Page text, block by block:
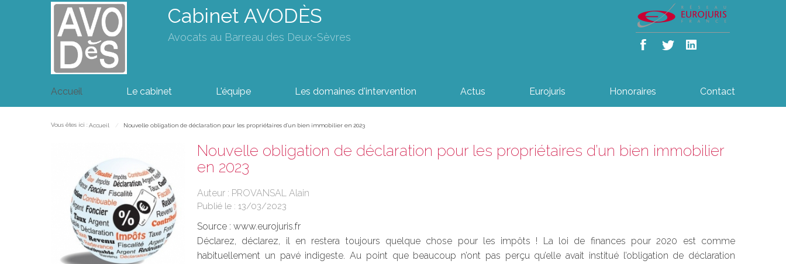
Cabinet AVODÈS
Avocats au Barreau des Deux-Sèvres
Accueil Le cabinet L'équipe Les domaines d'intervention Actus Eurojuris Honoraires Contact
Vous êtes ici : Accueil Nouvelle obligation de déclaration pour les propriétaires d’un bien immobilier en 2023
Nouvelle obligation de déclaration pour les propriétaires d’un bien immobilier
en 2023
Auteur : PROVANSAL Alain
Publié le : 13/03/2023
Source : www.eurojuris.fr
Déclarez, déclarez, il en restera toujours quelque chose pour les impôts ! La loi de finances pour 2020 est comme
habituellement un pavé indigeste. Au point que beaucoup n’ont pas perçu qu’elle avait institué l’obligation de déclaration